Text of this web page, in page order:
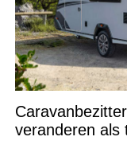
veranderen als